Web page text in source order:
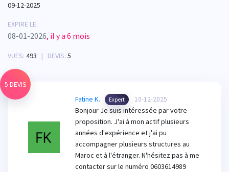
09-12-2025
EXPIRE LE:
08-01-2026, il y a 6 mois
VUES: 493 | DEVIS: 5
5 DEVIS
Fatine K.
Expert 10-12-2025
Bonjour Je suis intéressée par votre
proposition. J'ai à mon actif plusieurs
années d'expérience et j'ai pu
accompagner plusieurs structures au
Maroc et à l'étranger. N'hésitez pas à me
contacter sur le numéro 0603614989